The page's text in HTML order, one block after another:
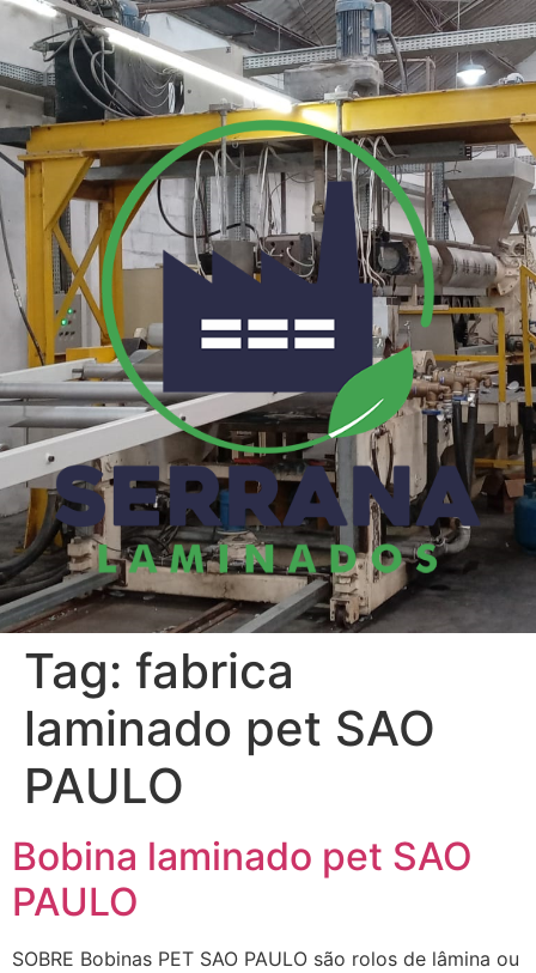
Tag: fabrica
laminado pet SAO
PAULO
Bobina laminado pet SAO
PAULO
SOBRE Bobinas PET SAO PAULO são rolos de lâmina ou